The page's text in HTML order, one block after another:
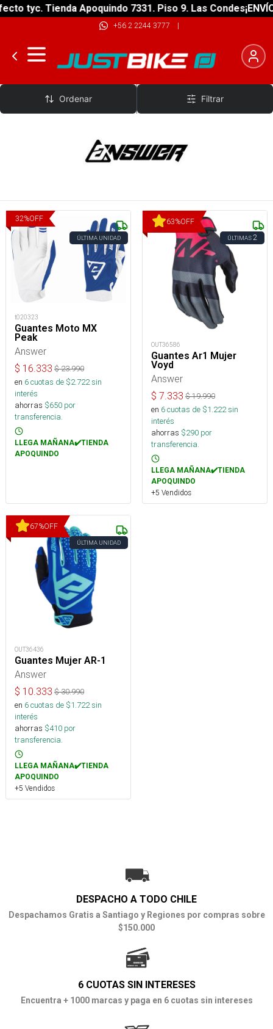
tyc. Tienda Apoquindo 7331. Piso 9. Las Condes
+56 2 2244 3777 |
Answer
Ordenar Filtrar
32%OFF
ÚLTIMA UNIDAD
t020323
Guantes Moto MX
Peak
Answer
$ 16.333 $23.990
en 6cuotas de $2.722sin
interés
ahorras $650 por
transferencia.
LLEGA MAÑANA✔️TIENDA
APOQUINDO
63%OFF
ÚLTIMAS2
OUT36586
Guantes Ar1 Mujer
Voyd
Answer
$ 7.333 $19.990
en 6cuotas de $1.222sin
interés
ahorras $290 por
transferencia.
LLEGA MAÑANA✔️TIENDA
APOQUINDO
+5 Vendidos
67%OFF
ÚLTIMA UNIDAD
OUT36436
Guantes Mujer AR-1
Answer
$ 10.333 $30.990
en 6cuotas de $1.722sin
interés
ahorras $410 por
transferencia.
LLEGA MAÑANA✔️TIENDA
APOQUINDO
+5 Vendidos
DESPACHO A TODO CHILE
Despachamos Gratis a Santiago y Regiones por compras sobre
$150.000
6 CUOTAS SIN INTERESES
Encuentra + 1000 marcas y paga en 6 cuotas sin intereses